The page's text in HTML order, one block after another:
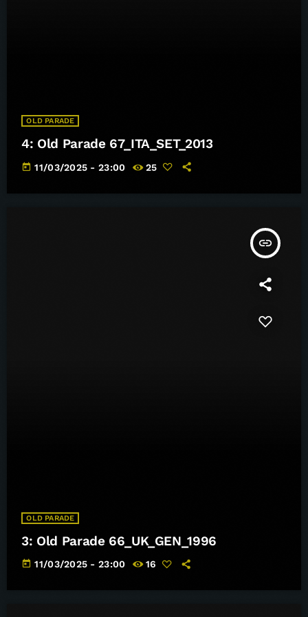
OLD PARADE
4: Old Parade 67_ITA_SET_2013
today 11/03/2025 - 23:00 25
insert_link
OLD PARADE
3: Old Parade 66_UK_GEN_1996
today 11/03/2025 - 23:00 16